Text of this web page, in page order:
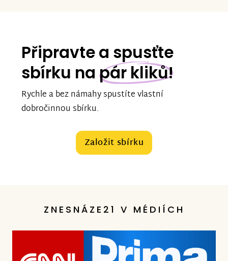
Připravte a spusťte
sbírku na pár kliků!
Rychle a bez námahy spustíte vlastní
dobročinnou sbírku.
Založit sbírku
ZNESNÁZE21 V MÉDIÍCH